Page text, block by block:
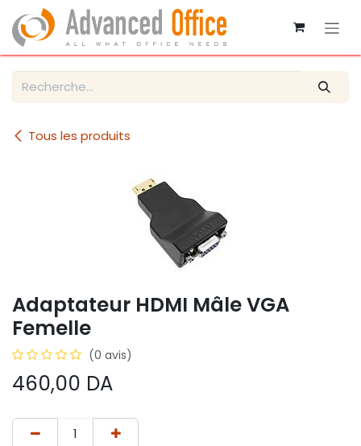
Se rendre au contenu
Tous les produits
Adaptateur HDMI Mâle VGA
Femelle
(0 avis)
460,00 DA